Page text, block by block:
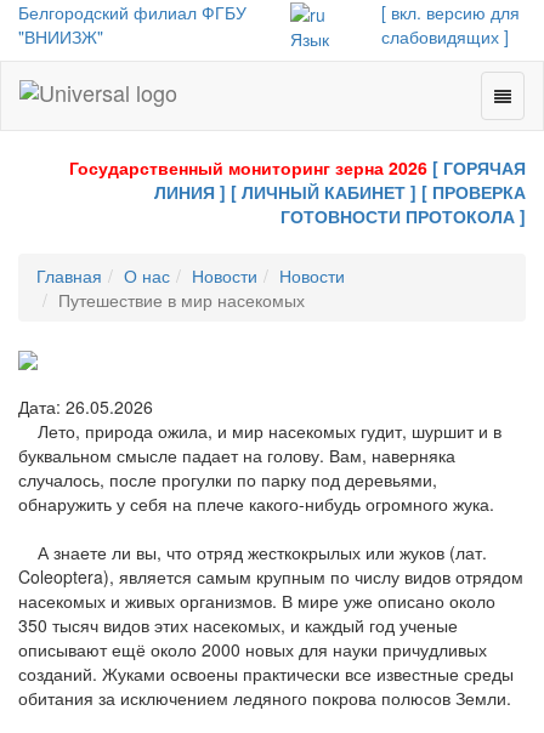
Белгородский филиал ФГБУ
"ВНИИЗЖ"
Язык
[ вкл. версию для
слабовидящих ]
-
Toggle
Государственный мониторинг зерна 2026 [ ГОРЯЧАЯ
ЛИНИЯ ] [ ЛИЧНЫЙ КАБИНЕТ ] [ ПРОВЕРКА
ГОТОВНОСТИ ПРОТОКОЛА ]
Главная О нас Новости
Новости
Путешествие в мир насекомых
Дата: 26.05.2026
Лето, природа ожила, и мир насекомых гудит, шуршит и в
буквальном смысле падает на голову. Вам, наверняка
случалось, после прогулки по парку под деревьями,
обнаружить у себя на плече какого-нибудь огромного жука.
А знаете ли вы, что отряд жесткокрылых или жуков (лат.
Coleoptera), является самым крупным по числу видов отрядом
насекомых и живых организмов. В мире уже описано около
350 тысяч видов этих насекомых, и каждый год ученые
описывают ещё около 2000 новых для науки причудливых
созданий. Жуками освоены практически все известные среды
обитания за исключением ледяного покрова полюсов Земли.